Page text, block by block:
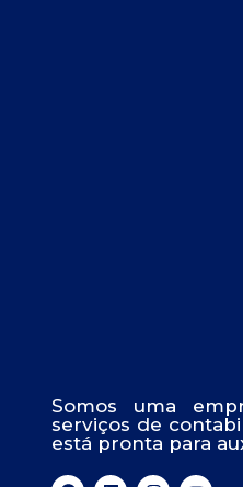
Somos uma
serviços de
está pronta para